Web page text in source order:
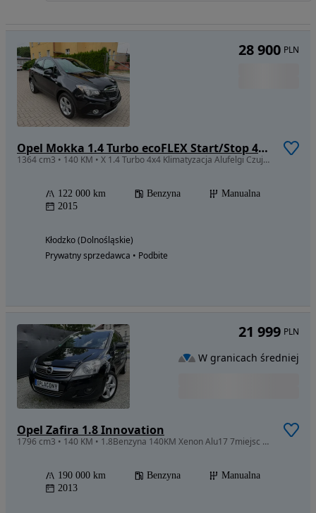
Opel Mokka 1.4 Turbo ecoFLEX Start/Stop 4x4 Edition
1364 cm3 • 140 KM • X 1.4 Turbo 4x4 Klimatyzacja Alufelgi Czujniki Serwisowana
122 000 km Benzyna
Manualna
2015
Kłodzko (Dolnośląskie)
Prywatny sprzedawca • Podbite
28 900 PLN
Opel Zafira 1.8 Innovation
1796 cm3 • 140 KM • 1.8Benzyna 140KM Xenon Alu17 7miejsc OPŁACONA TOP Zobacz
190 000 km Benzyna
Manualna
2013
21 999 PLN
W granicach średniej